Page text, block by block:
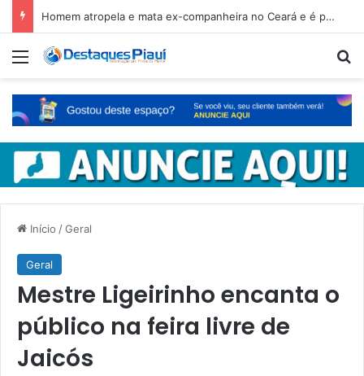
Homem atropela e mata ex-companheira no Ceará e é preso em fuga pelo Piauí
Menu
Início /Geral
Geral
Mestre Ligeirinho encanta o
público na feira livre de
Jaicós